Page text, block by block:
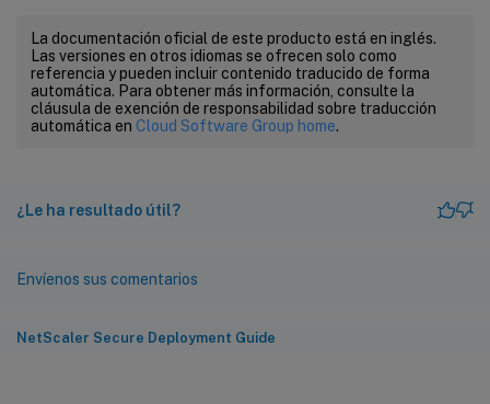
La documentación oficial de este producto está en inglés.
Las versiones en otros idiomas se ofrecen solo como
referencia y pueden incluir contenido traducido de forma
automática. Para obtener más información, consulte la
cláusula de exención de responsabilidad sobre traducción
automática en Cloud Software Group home.
¿Le ha resultado útil?
Envíenos sus comentarios
NetScaler Secure Deployment Guide